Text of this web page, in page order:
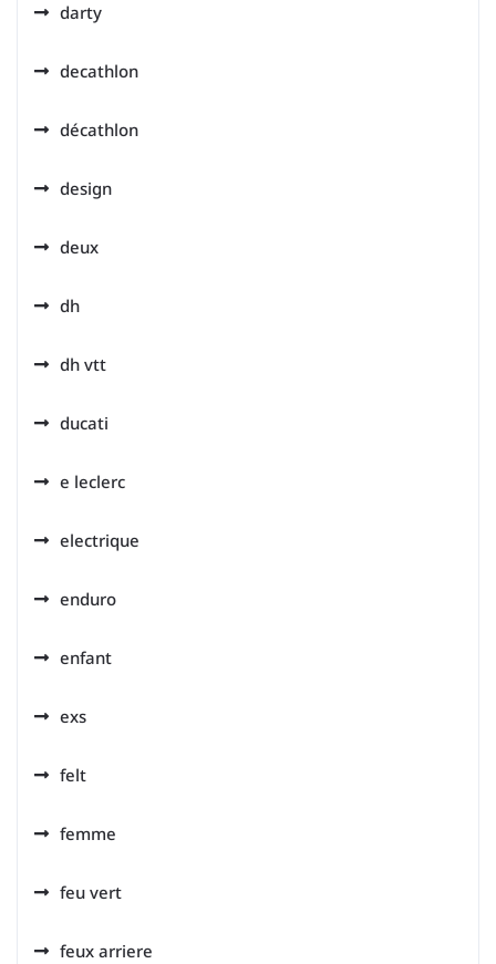
darty
decathlon
décathlon
design
deux
dh
dh vtt
ducati
e leclerc
electrique
enduro
enfant
exs
felt
femme
feu vert
feux arriere